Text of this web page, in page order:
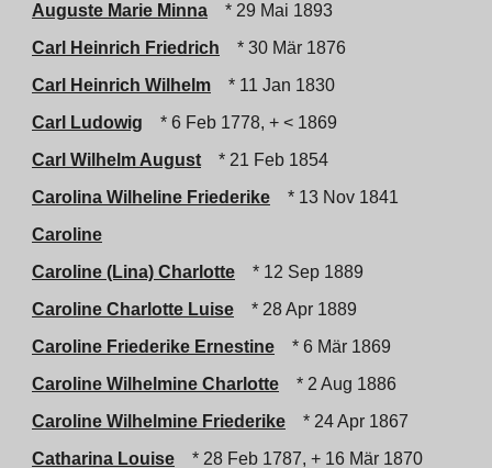
Auguste Marie Minna
* 29 Mai 1893
Carl Heinrich Friedrich
* 30 Mär 1876
Carl Heinrich Wilhelm
* 11 Jan 1830
Carl Ludowig
* 6 Feb 1778, + < 1869
Carl Wilhelm August
* 21 Feb 1854
Carolina Wilheline Friederike
* 13 Nov 1841
Caroline
Caroline (Lina) Charlotte
* 12 Sep 1889
Caroline Charlotte Luise
* 28 Apr 1889
Caroline Friederike Ernestine
* 6 Mär 1869
Caroline Wilhelmine Charlotte
* 2 Aug 1886
Caroline Wilhelmine Friederike
* 24 Apr 1867
Catharina Louise
* 28 Feb 1787, + 16 Mär 1870